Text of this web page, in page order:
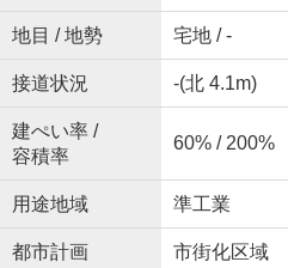
地目 / 地勢 宅地 / -
接道状況 -(北 4.1m)
建ぺい率 /
容積率
60% / 200%
用途地域 準工業
都市計画 市街化区域